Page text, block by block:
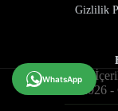
Gizlilik
Tüm
© 2026
WhatsApp